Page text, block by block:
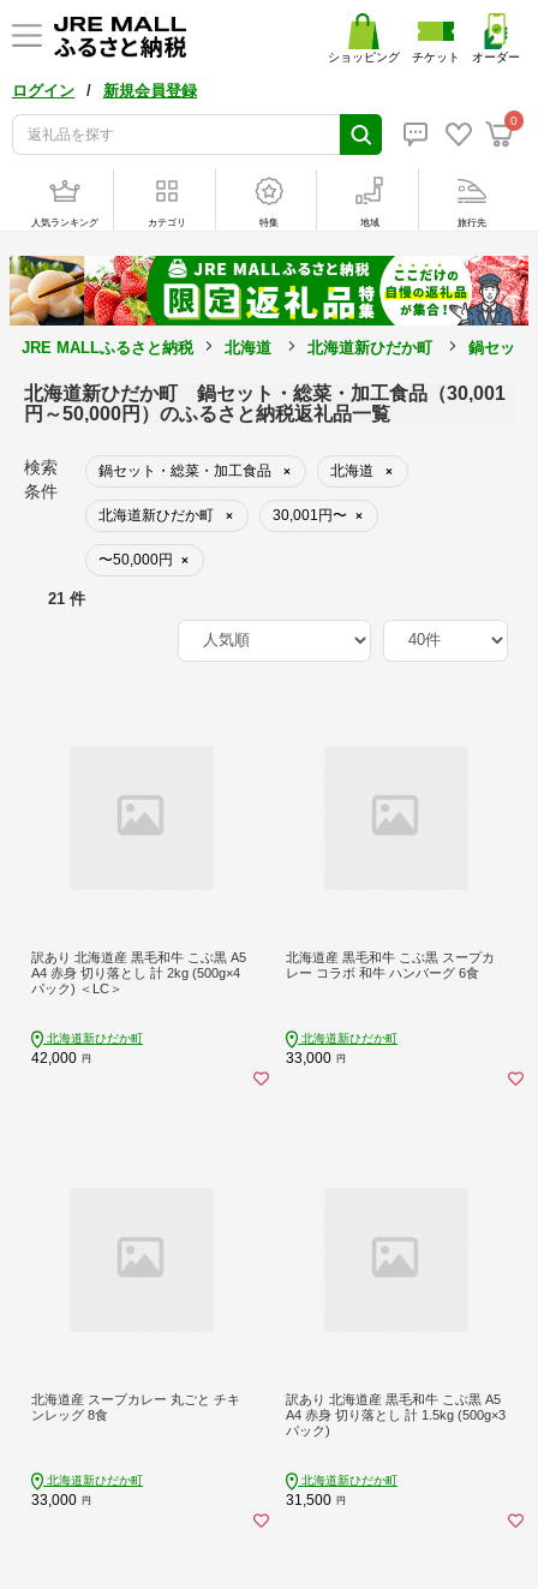
ログイン / 新規会員登録
0
ショッピング チケット オーダー
人気ランキング カテゴリ 特集 地域 旅行先
JRE MALLふるさと納税 北海道 北海道新ひだか町 鍋セット
北海道新ひだか町 鍋セット・総菜・加工食品（30,001
円～50,000円）のふるさと納税返礼品一覧
検索
条件
鍋セット・総菜・加工食品 × 北海道 ×
北海道新ひだか町 × 30,001円〜 ×
〜50,000円 ×
21 件
訳あり 北海道産 黒毛和牛 こぶ黒 A5
A4 赤身 切り落とし 計 2kg (500g×4
パック) ＜LC＞
北海道新ひだか町
42,000 円
北海道産 黒毛和牛 こぶ黒 スープカ
レー コラボ 和牛 ハンバーグ 6食
北海道新ひだか町
33,000 円
北海道産 スープカレー 丸ごと チキ
ンレッグ 8食
北海道新ひだか町
33,000 円
訳あり 北海道産 黒毛和牛 こぶ黒 A5
A4 赤身 切り落とし 計 1.5kg (500g×3
パック)
北海道新ひだか町
31,500 円